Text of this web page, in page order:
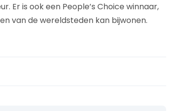
Er is ook een People’s Choice winnaar,
van de wereldsteden kan bijwonen.